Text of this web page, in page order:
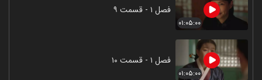
۰۱:۰۵:۰۰
فصل ۱ - قسمت ۹
۰۱:۰۵:۰۰
فصل ۱ - قسمت ۱۰